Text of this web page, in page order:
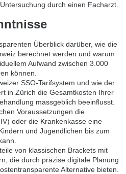
durch einen Facharzt.
Überblick darüber, wie die
berechnet werden und warum
Aufwand zwischen 3.000
können.
SSO-Tarifsystem und wie der
in Zürich die Gesamtkosten Ihrer
massgeblich beeinflusst.
Voraussetzungen die
oder die Krankenkasse eine
und Jugendlichen bis zum
von klassischen Brackets mit
die durch präzise digitale Planung
Alternative bieten.